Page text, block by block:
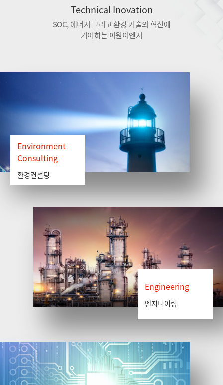
Technical Inovation
SOC, 에너지 그리고 환경 기술의 혁신에
기여하는 이원이엔지
Environment
Consulting
환경컨설팅
Engineering
엔지니어링